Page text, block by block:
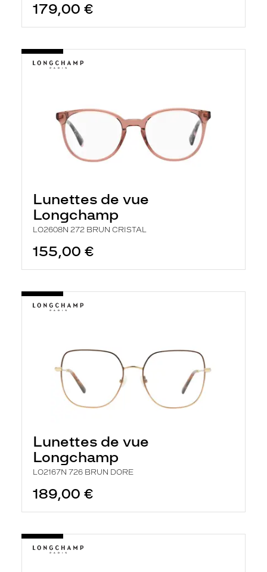
179,00 €
Lunettes de vue
Longchamp
LO2608N 272 BRUN CRISTAL
155,00 €
Lunettes de vue
Longchamp
LO2167N 726 BRUN DORE
189,00 €